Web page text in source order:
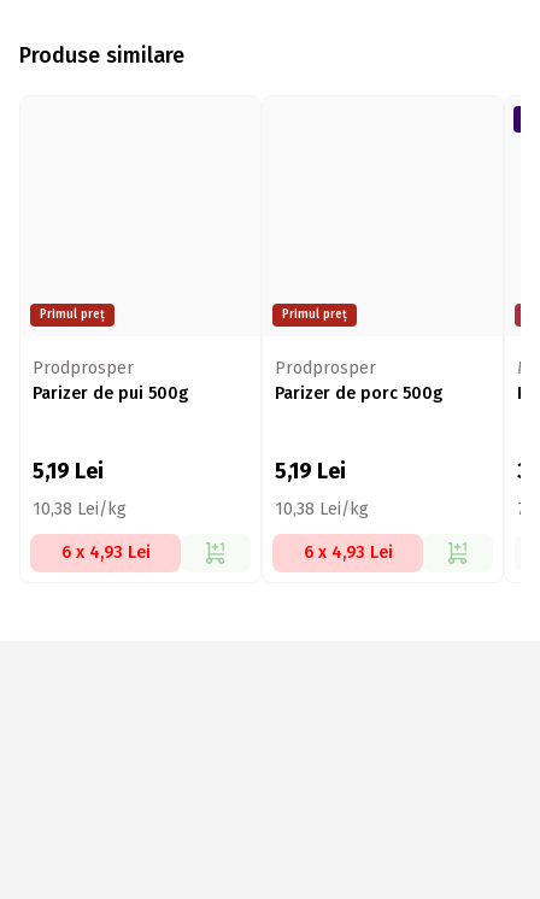
Produse similare
Primul preț
Prodprosper
Parizer de pui 500g
5,19 Lei
10,38 Lei/kg
6 x 4,93 Lei
Primul preț
Prodprosper
Parizer de porc 500g
5,19 Lei
10,38 Lei/kg
6 x 4,93 Lei